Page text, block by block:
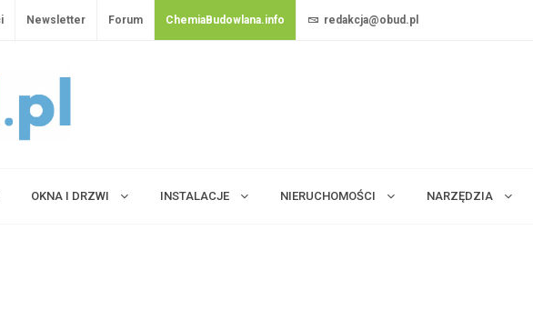
Newsletter Forum ChemiaBudowlana.info redakcja@obud.pl
OKNA I DRZWI INSTALACJE NIERUCHOMOŚCI NARZĘDZIA